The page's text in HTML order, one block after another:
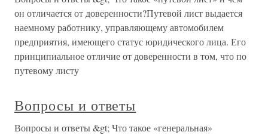
он отличается от доверенности?Путевой лист выдается
наемному работнику, управляющему автомобилем
предприятия, имеющего статус юридического лица. Его
принципиальное отличие от доверенности в том, что по
путевому листу
Вопросы и ответы
Вопросы и ответы &gt; Что такое «генеральная»